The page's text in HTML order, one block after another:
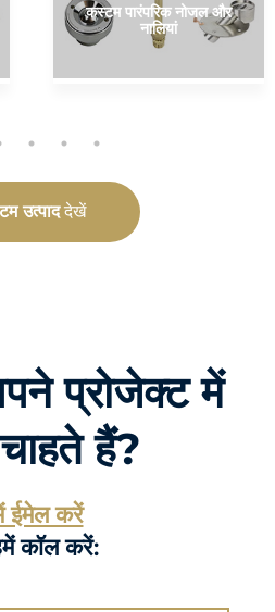
कस्टम पारंपरिक नोजल और
नालियां
उत्पाददेखें
प्रोजेक्ट में
हैं?
ईमेल करें
कॉल करें: